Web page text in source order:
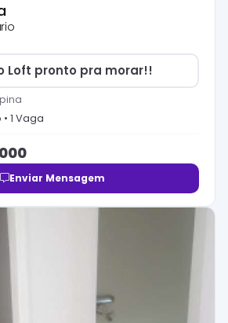
Loft pronto pra morar!!
• 1 Vaga
Enviar Mensagem